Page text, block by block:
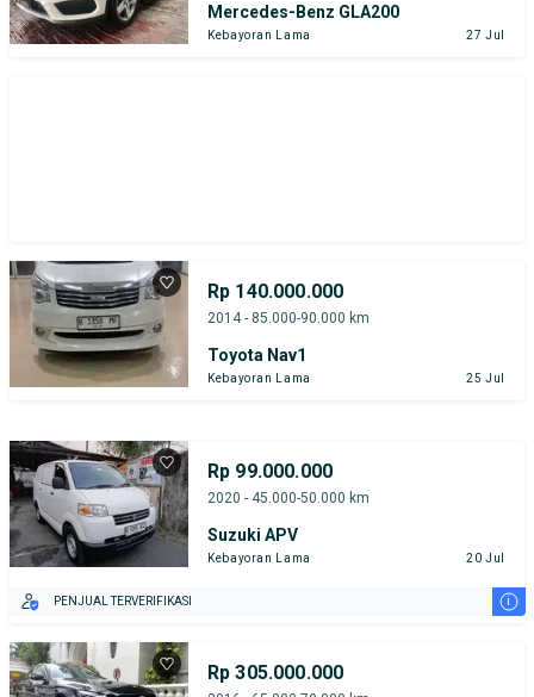
Mercedes-Benz GLA200
Kebayoran Lama 27 Jul
Rp 140.000.000
2014 - 85.000-90.000 km
Toyota Nav1
Kebayoran Lama 25 Jul
Rp 99.000.000
2020 - 45.000-50.000 km
Suzuki APV
Kebayoran Lama 20 Jul
PENJUAL TERVERIFIKASI i
Rp 305.000.000